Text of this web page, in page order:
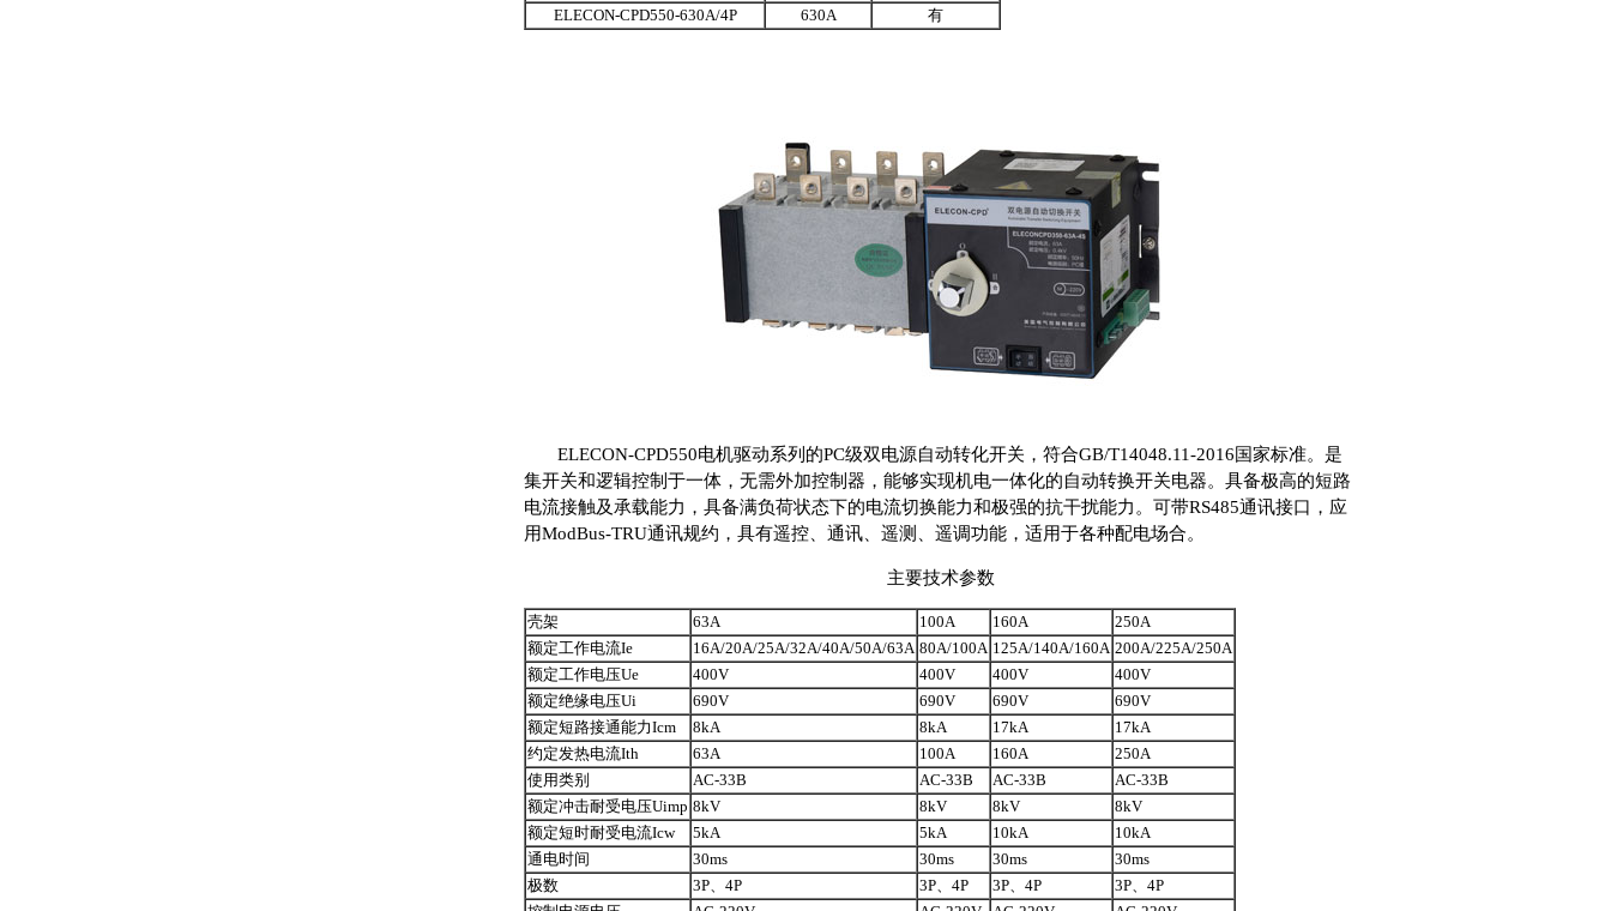
ELECON-CPD550-630A/4P
630A 有
ELECON-CPD550电机驱动系列的PC级双电源自动转化开关，符合GB/T14048.11-2016国家标准。是
集开关和逻辑控制于一体，无需外加控制器，能够实现机电一体化的自动转换开关电器。具备极高的短路
电流接触及承载能力，具备满负荷状态下的电流切换能力和极强的抗干扰能力。可带RS485通讯接口，应
用ModBus-TRU通讯规约，具有遥控、通讯、遥测、遥调功能，适用于各种配电场合。
主要技术参数
壳架 63A 100A 160A
250A
额定工作电流Ie
16A/20A/25A/32A/40A/50A/63A 80A/100A 125A/140A/160A 200A/225A/250A
额定工作电压Ue
400V 400V 400V
400V
额定绝缘电压Ui
690V 690V 690V
690V
额定短路接通能力Icm
8kA 8kA 17kA
17kA
约定发热电流Ith
63A 100A 160A
250A
使用类别
AC-33B AC-33B AC-33B
AC-33B
额定冲击耐受电压Uimp 8kV 8kV 8kV
8kV
额定短时耐受电流Icw
5kA 5kA 10kA
10kA
通电时间
30ms 30ms 30ms
30ms
极数
3P、4P 3P、4P 3P、4P
3P、4P